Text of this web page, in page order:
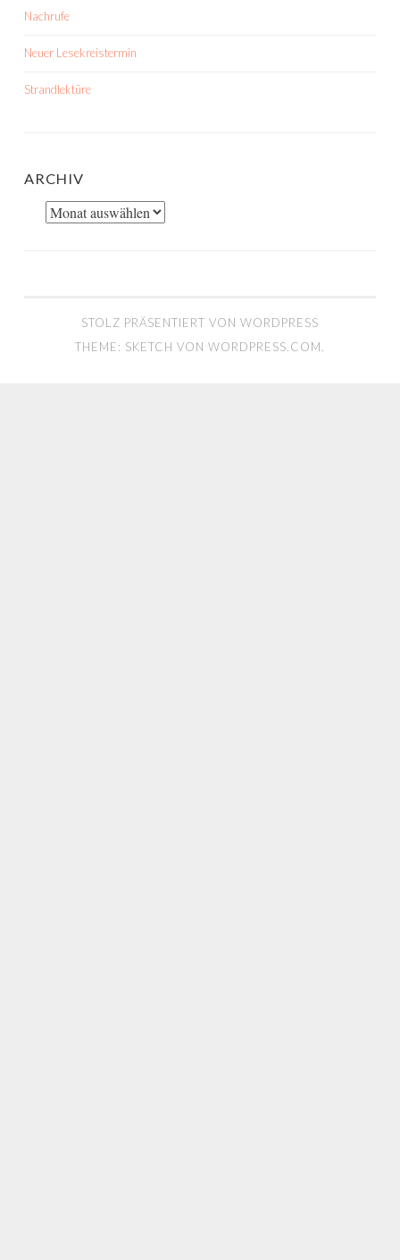
Nachrufe
Neuer Lesekreistermin
Strandlektüre
ARCHIV
Archiv
STOLZ PRÄSENTIERT VON WORDPRESS
THEME: SKETCH VON WORDPRESS.COM